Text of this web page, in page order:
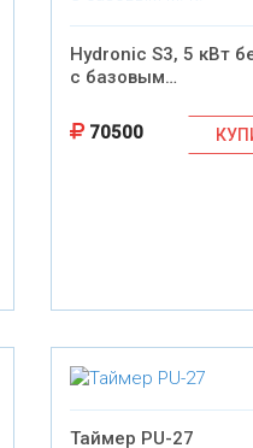
Hydronic S3, 5 кВт
с базовым…
70500
Таймер PU-27